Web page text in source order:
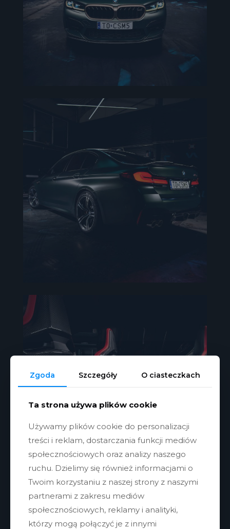
Zgoda Szczegóły O ciasteczkach
Ta strona używa plików cookie
Używamy plików cookie do personalizacji
treści i reklam, dostarczania funkcji mediów
społecznościowych oraz analizy naszego
ruchu. Dzielimy się również informacjami o
Twoim korzystaniu z naszej strony z naszymi
partnerami z zakresu mediów
społecznościowych, reklamy i analityki,
którzy mogą połączyć je z innymi